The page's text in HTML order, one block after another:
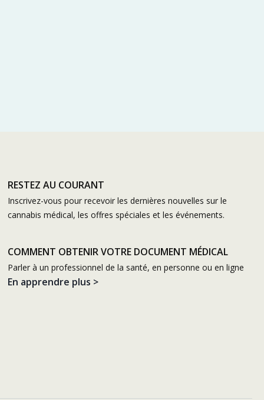
RESTEZ AU COURANT
Inscrivez-vous pour recevoir les dernières nouvelles sur le
cannabis médical, les offres spéciales et les événements.
COMMENT OBTENIR VOTRE DOCUMENT MÉDICAL
Parler à un professionnel de la santé, en personne ou en ligne
En apprendre plus >